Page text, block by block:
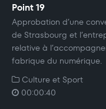
Point 19
Approbation d’une
de Strasbourg et
relative à
fabrique du numérique.
Culture et Sport
00:00:40